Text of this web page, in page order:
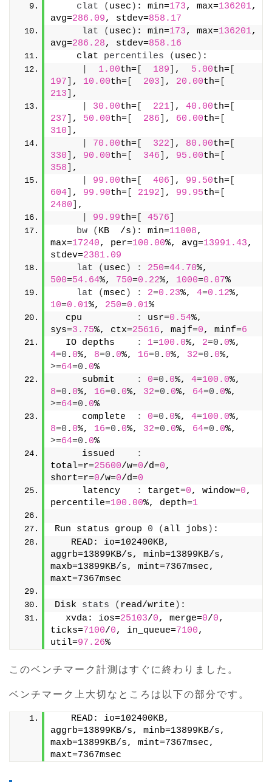
clat
( usec ) : min=173, max=136201,
avg=286.09, stdev=858.17
lat
( usec ) : min=173, max=136201,
avg=286.28, stdev=858.16
    clat
percentiles ( usec ) :
1.00th= 189 , 5.00th=
197
, 10.00th= 203 , 20.00th=
213
,
30.00th= 221 , 40.00th=
237
, 50.00th= 286 , 60.00th=
310
,
70.00th= 322 , 80.00th=
330
, 90.00th= 346 , 95.00th=
358
,
99.00th= 406 , 99.50th=
604
, 99.90th= 2192 , 99.95th=
2480
,
99.99th= 4576
bw
( KB  /s ) : min=11008,
max=17240, per=100.00%, avg=13991.43,
stdev=2381.09
lat
( usec ) : 250=44.70
500=54.64%, 750=0.22%, 1000=0.07%
lat
(msec ) : 2=0.23%, 4=0.12
10=0.01%, 250=0.01%
  cpu
: usr=0.54%,
sys=3.75%, ctx=25616, majf=0, minf=6
  IO depths
: 1=100.0%, 2=0 . 0
4=0 . 0%, 8=0 . 0%, 16=0 . 0%, 32=0 . 0
>=64=0 . 0%
     submit
: 0=0 . 0%, 4=100.0
8=0 . 0%, 16=0 . 0%, 32=0 . 0%, 64=0 . 0
>=64=0 . 0%
     complete
: 0=0 . 0%, 4=100.0
8=0 . 0%, 16=0 . 0%, 32=0 . 0%, 64=0 . 0
>=64=0 . 0%
     issued
:
total=r=25600/w=0/d=0,
short=r=0/w=0/d=0
     latency
: target=0, window=0,
percentile=100.00%, depth=1
Run status group 0 ( all jobs ) :
   READ: io=102400KB,
aggrb=13899KB/s, minb=13899KB/s,
maxb=13899KB/s, mint=7367msec,
maxt=7367msec
Disk stats ( read/write ) :
  xvda: ios=
25103/0, merge=0/0,
ticks=7100/0, in_queue=7100,
util=97.26%
このベンチマーク計測はすぐに終わりました。
ベンチマーク上大切なところは以下の部分です。
   READ: io=102400KB,
aggrb=13899KB/s, minb=13899KB/s,
maxb=13899KB/s, mint=7367msec,
maxt=7367msec